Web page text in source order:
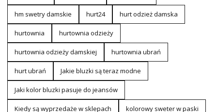
hm swetry damskie hurt24 hurt odzież damska
hurtownia hurtownia odzieży
hurtownia odzieży damskiej hurtownia ubrań
hurt ubrań Jakie bluzki są teraz modne
Jaki kolor bluzki pasuje do jeansów
Kiedy są wyprzedaże w sklepach kolorowy sweter w paski